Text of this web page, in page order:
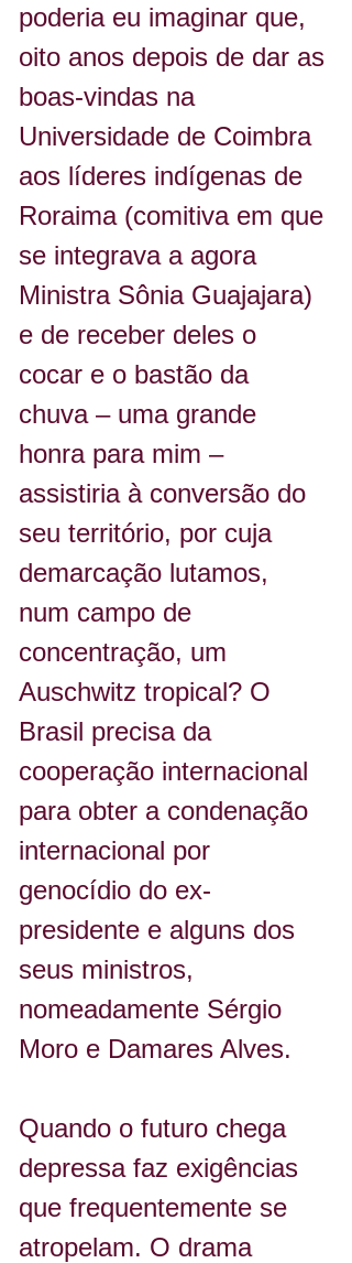
poderia eu imaginar que,
oito anos depois de dar as
boas-vindas na
Universidade de Coimbra
aos líderes indígenas de
Roraima (comitiva em que
se integrava a agora
Ministra Sônia Guajajara)
e de receber deles o
cocar e o bastão da
chuva – uma grande
honra para mim –
assistiria à conversão do
seu território, por cuja
demarcação lutamos,
num campo de
concentração, um
Auschwitz tropical? O
Brasil precisa da
cooperação internacional
para obter a condenação
internacional por
genocídio do ex-
presidente e alguns dos
seus ministros,
nomeadamente Sérgio
Moro e Damares Alves.
Quando o futuro chega
depressa faz exigências
que frequentemente se
atropelam. O drama